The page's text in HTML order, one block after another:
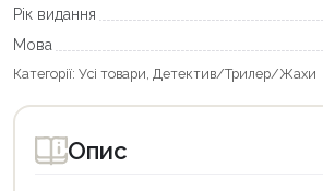
Рік видання
Мова
Категорії: Усі товари, Детектив/Трилер/Жахи
Опис